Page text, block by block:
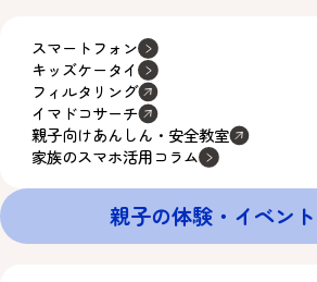
スマートフォン
キッズケータイ
フィルタリング
イマドコサーチ
親子向けあんしん・安全教室
家族のスマホ活用コラム
親子の体験・イベント